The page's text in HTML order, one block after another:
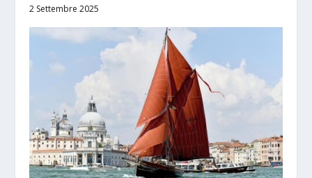
2 Settembre 2025